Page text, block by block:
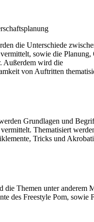
die Unterschiede
sowie die Planung,
Außerdem wird die
von Auftritten
Grundlagen und
Thematisiert
Tricks und
die Themen unter anderem
des Freestyle Pom, sowie